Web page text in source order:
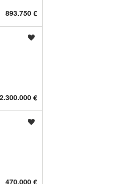
893.750 €
2.300.000 €
470.000 €